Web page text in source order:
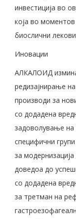
инвестиција во
која во
биослични
Иновации
АЛКАЛОИД
редизајнирање
производи за
со додадена
задоволување на
специфични
за
доведоа до
со додадена
за третман на